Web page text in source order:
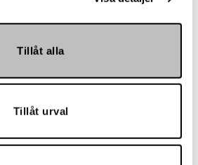
Tillåt alla
Tillåt urval
Hemmakväll